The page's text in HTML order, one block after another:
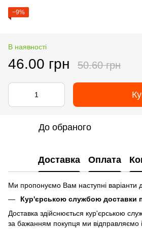
−9%
В наявності
46.00 грн 50.60 грн
До обраного
Доставка Оплата
Ми пропонуємо Вам наступні варіанти
Кур'єрською службою доставки
Доставка здійснюється кур'єрською
за бажанням покупця ми відправляємо